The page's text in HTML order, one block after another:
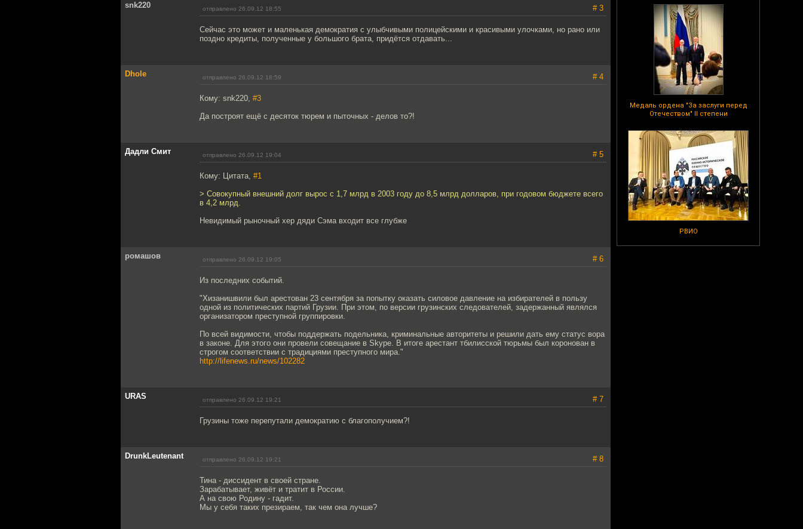
Медаль ордена "За заслуги перед
Отечеством" II степени
РВИО
snk220 отправлено 26.09.12 18:55 # 3
Сейчас это может и маленькая демократия с улыбчивыми полицейскими и красивыми улочками, но рано или
поздно кредиты, полученные у большого брата, придётся отдавать...
Dhole отправлено 26.09.12 18:59 # 4
Кому: snk220, #3
Да построят ещё с десяток тюрем и пыточных - делов то?!
Дадли Смит отправлено 26.09.12 19:04 # 5
Кому: Цитата, #1
> Совокупный внешний долг вырос с 1,7 млрд в 2003 году до 8,5 млрд долларов, при годовом бюджете всего
в 4,2 млрд.
Невидимый рыночный хер дяди Сэма входит все глубже
ромашов отправлено 26.09.12 19:05 # 6
Из последних событий.
"Хизанишвили был арестован 23 сентября за попытку оказать силовое давление на избирателей в пользу
одной из политических партий Грузии. При этом, по версии грузинских следователей, задержанный являлся
организатором преступной группировки.
По всей видимости, чтобы поддержать подельника, криминальные авторитеты и решили дать ему статус вора
в законе. Для этого они провели совещание в Skype. В итоге арестант тбилисской тюрьмы был коронован в
строгом соответствии с традициями преступного мира."
http://lifenews.ru/news/102282
URAS отправлено 26.09.12 19:21 # 7
Грузины тоже перепутали демократию с благополучием?!
DrunkLeutenant отправлено 26.09.12 19:21 # 8
Тина - диссидент в своей стране.
Зарабатывает, живёт и тратит в России.
А на свою Родину - гадит.
Мы у себя таких презираем, так чем она лучше?